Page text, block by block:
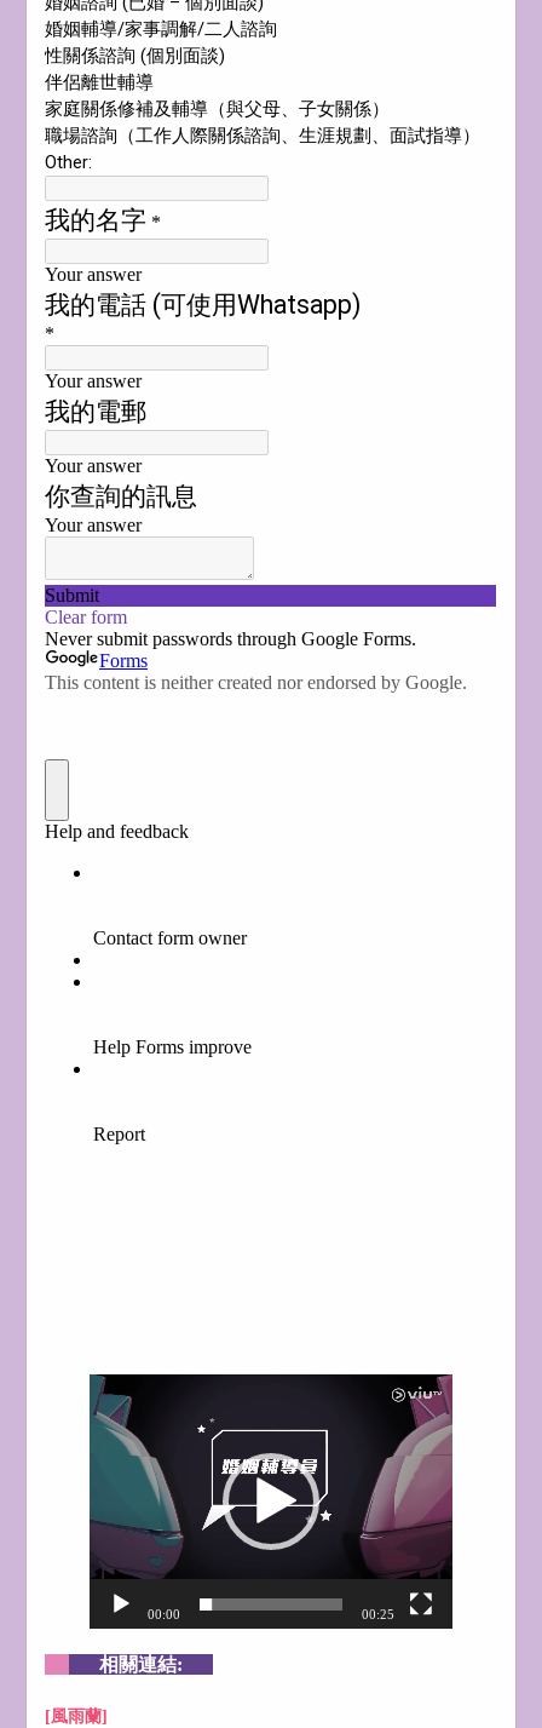
Video
Player
00:00 00:25
相關連結:
[風雨蘭]